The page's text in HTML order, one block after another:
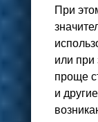
При
или при
проще
и